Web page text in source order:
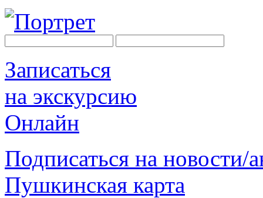
Записаться
на экскурсию
Онлайн
Подписаться на новости/
Пушкинская карта